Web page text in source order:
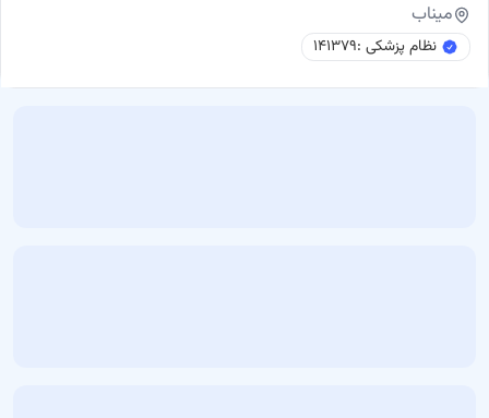
میناب
نظام پزشکی :۱۴۱۳۷۹